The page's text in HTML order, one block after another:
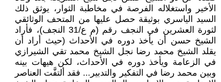
الأخير واستغلاله الفرصة في مخاطبة الثوار، يوثق ذلك
السيد الياسري بوثيقة حصل عليها من المتحف الوثائقي
لثورة العشرين في النجف رقم (م ع/31 النجف)، فأراد
الشيخ حسن أن يأخذ دوره في الأحداث (حيث أراد أن
يقلد الشيخ محمد رضا نجل الشيخ محمد تقي الشيرازي
في الزعامة ويأخذ دوره في الأحداث، لكن هيهات بينه
وبين محمد رضا في التفكير والتدبير... فقد ألتفَّت العناصر